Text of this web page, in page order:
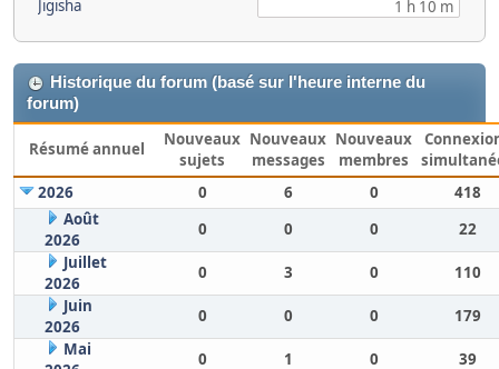
Jigisha
1 h 10 m
Historique du forum (basé sur l'heure interne du
forum)
Résumé annuel
Nouveaux
sujets
Nouveaux
messages
Nouveaux
membres
2026
0 6 0
418
Août
2026
0 0 0
22
Juillet
2026
0 3 0
110
Juin
2026
0 0 0
179
Mai
0 1 0 39